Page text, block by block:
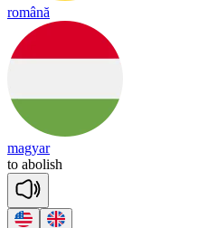
română
magyar
to abolish